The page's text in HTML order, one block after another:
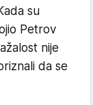
su
Petrov
nije
da se